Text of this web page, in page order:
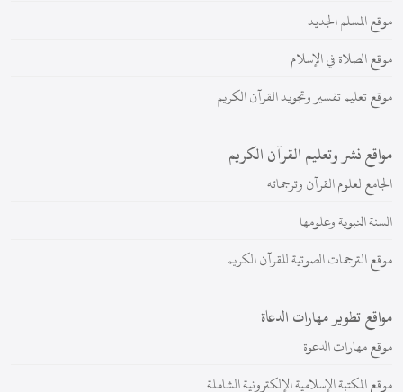
موقع المسلم الجديد
موقع الصلاة في الإسلام
موقع تعليم تفسير وتجويد القرآن الكريم
مواقع نشر وتعليم القرآن الكريم
الجامع لعلوم القرآن وترجماته
السنة النبوية وعلومها
موقع الترجمات الصوتية للقرآن الكريم
مواقع تطوير مهارات الدعاة
موقع مهارات الدعوة
موقع المكتبة الإسلامية الإلكترونية الشاملة